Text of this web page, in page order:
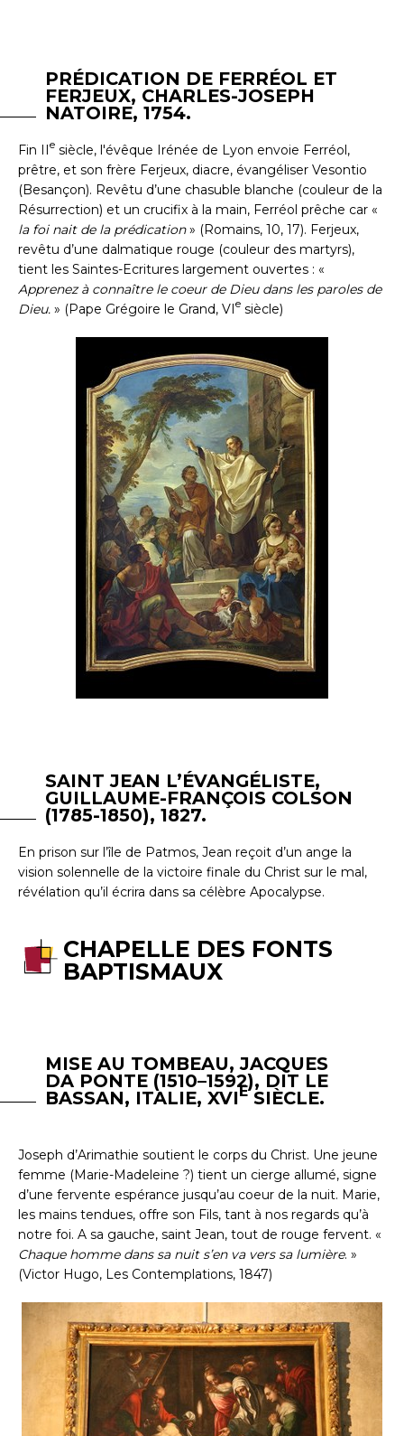
PRÉDICATION DE FERRÉOL ET
FERJEUX, CHARLES-JOSEPH
NATOIRE, 1754.
Fin IIe siècle, l'évêque Irénée de Lyon envoie Ferréol,
prêtre, et son frère Ferjeux, diacre, évangéliser Vesontio
(Besançon). Revêtu d’une chasuble blanche (couleur de la
Résurrection) et un crucifix à la main, Ferréol prêche car «
la foi nait de la prédication» (Romains, 10, 17). Ferjeux,
revêtu d’une dalmatique rouge (couleur des martyrs),
tient les Saintes-Ecritures largement ouvertes : «
Apprenez à connaître le coeur de Dieu dans les paroles de
Dieu. » (Pape Grégoire le Grand, VIe siècle)
SAINT JEAN L’ÉVANGÉLISTE,
GUILLAUME-FRANÇOIS COLSON
(1785-1850), 1827.
En prison sur l’île de Patmos, Jean reçoit d’un ange la
vision solennelle de la victoire finale du Christ sur le mal,
révélation qu’il écrira dans sa célèbre Apocalypse.
CHAPELLE DES FONTS
BAPTISMAUX
MISE AU TOMBEAU, JACQUES
DA PONTE (1510–1592), DIT LE
BASSAN, ITALIE, XVIESIÈCLE.
Joseph d’Arimathie soutient le corps du Christ. Une jeune
femme (Marie-Madeleine ?) tient un cierge allumé, signe
d’une fervente espérance jusqu’au coeur de la nuit. Marie,
les mains tendues, offre son Fils, tant à nos regards qu’à
notre foi. A sa gauche, saint Jean, tout de rouge fervent. «
Chaque homme dans sa nuit s’en va vers sa lumière. »
(Victor Hugo, Les Contemplations, 1847)